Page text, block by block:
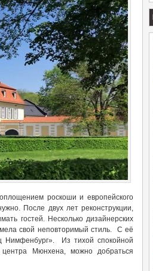
роскоши и европейского
После двух лет реконструкции,
гостей. Несколько дизайнерских
свой неповторимый стиль. С её
Нимфенбург». Из тихой спокойной
Мюнхена, можно добраться